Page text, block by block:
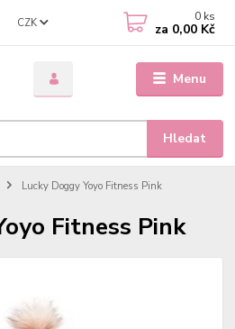
Menu
CZK
Hledat
0 ks
za 0,00 Kč
Lucky Doggy Yoyo Fitness Pink
Fitness Pink